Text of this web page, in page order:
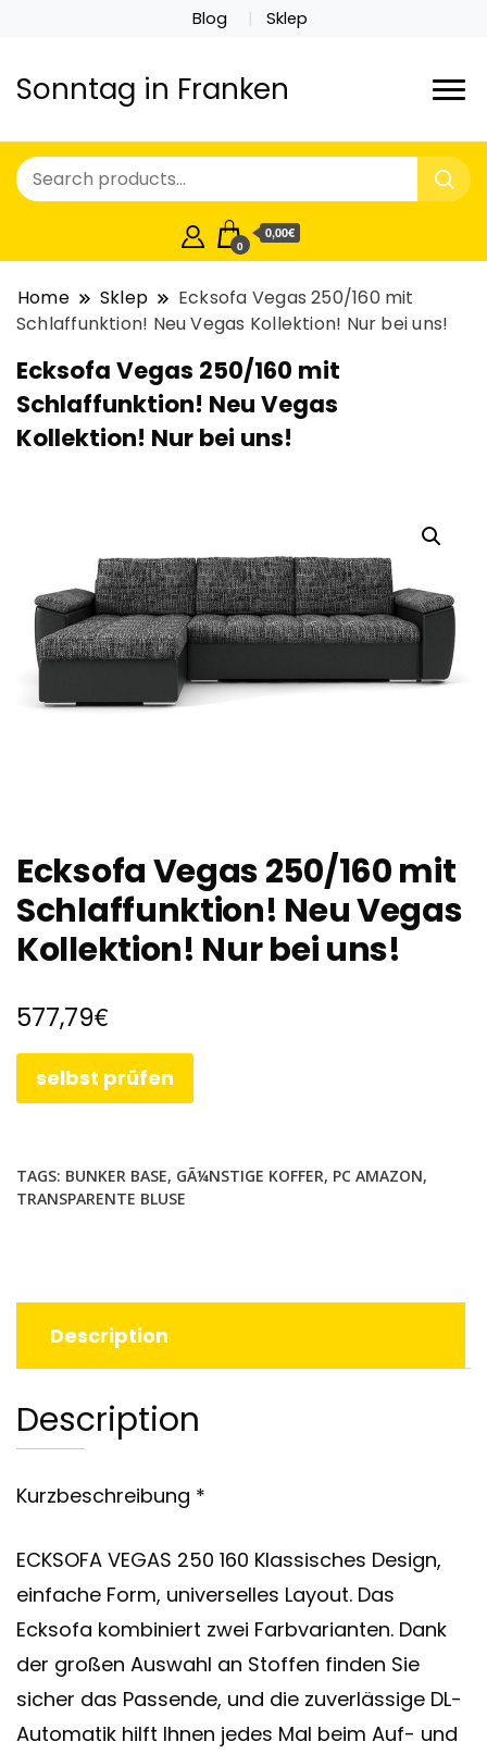
Blog Sklep
Sonntag in Franken
0
0,00€
Home Sklep
Ecksofa Vegas 250/160 mit
Schlaffunktion! Neu Vegas Kollektion! Nur bei uns!
Ecksofa Vegas 250/160 mit
Schlaffunktion! Neu Vegas
Kollektion! Nur bei uns!
Ecksofa Vegas 250/160 mit
Schlaffunktion! Neu Vegas
Kollektion! Nur bei uns!
577,79€
selbst prüfen
TAGS: BUNKER BASE, GÃ¼NSTIGE KOFFER, PC AMAZON,
TRANSPARENTE BLUSE
Description
Description
Kurzbeschreibung *
ECKSOFA VEGAS 250 160 Klassisches Design,
einfache Form, universelles Layout. Das
Ecksofa kombiniert zwei Farbvarianten. Dank
der großen Auswahl an Stoffen finden Sie
sicher das Passende, und die zuverlässige DL-
Automatik hilft Ihnen jedes Mal beim Auf- und